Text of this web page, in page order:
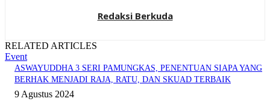
Redaksi Berkuda
RELATED ARTICLES
Event
ASWAYUDDHA 3 SERI PAMUNGKAS, PENENTUAN SIAPA YANG
BERHAK MENJADI RAJA, RATU, DAN SKUAD TERBAIK
9 Agustus 2024